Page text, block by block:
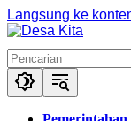
Langsung ke